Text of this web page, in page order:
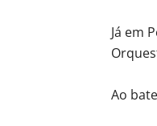
Já em
Ao